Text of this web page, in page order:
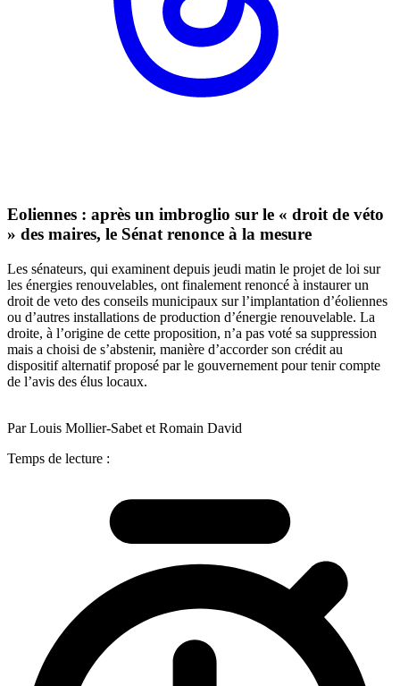
Eoliennes : après un imbroglio sur le « droit de véto
» des maires, le Sénat renonce à la mesure
Les sénateurs, qui examinent depuis jeudi matin le projet de loi sur
les énergies renouvelables, ont finalement renoncé à instaurer un
droit de veto des conseils municipaux sur l’implantation d’éoliennes
ou d’autres installations de production d’énergie renouvelable. La
droite, à l’origine de cette proposition, n’a pas voté sa suppression
mais a choisi de s’abstenir, manière d’accorder son crédit au
dispositif alternatif proposé par le gouvernement pour tenir compte
de l’avis des élus locaux.
Par Louis Mollier-Sabet et Romain David
Temps de lecture :